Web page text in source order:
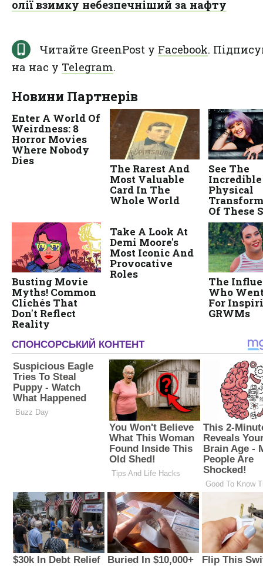
олії взимку небезпечніший за нафту
Читайте GreenPost у Facebook.
на нас у Telegram.